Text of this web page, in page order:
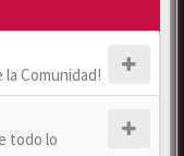
Comunidad!
todo lo